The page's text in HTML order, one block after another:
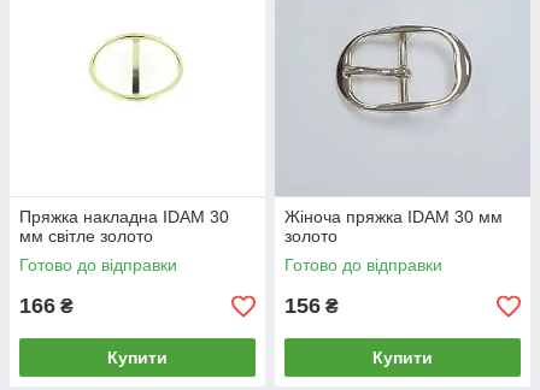
Пряжка накладна IDAM 30
мм світле золото
Готово до відправки
166 ₴
Купити
Жіноча пряжка IDAM 30 мм
золото
Готово до відправки
156 ₴
Купити